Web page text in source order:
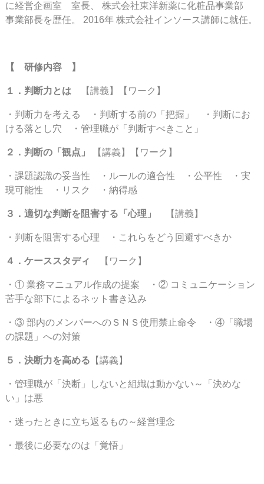
に経営企画室 室長、 株式会社東洋新薬に化粧品事業部
事業部長を歴任。 2016年 株式会社インソース講師に就任。
【 研修内容 】
１．判断力とは 【講義】【ワーク】
・判断力を考える ・判断する前の「把握」 ・判断にお
ける落とし穴 ・管理職が「判断すべきこと」
２．判断の「観点」 【講義】【ワーク】
・課題認識の妥当性 ・ルールの適合性 ・公平性 ・実
現可能性 ・リスク ・納得感
３．適切な判断を阻害する「心理」 【講義】
・判断を阻害する心理 ・これらをどう回避すべきか
４．ケーススタディ 【ワーク】
・① 業務マニュアル作成の提案 ・② コミュニケーション
苦手な部下によるネット書き込み
・③ 部内のメンバーへのＳＮＳ使用禁止命令 ・④「職場
の課題」への対策
５．決断力を高める 【講義】
・管理職が「決断」しないと組織は動かない～「決めな
い」は悪
・迷ったときに立ち返るもの～経営理念
・最後に必要なのは「覚悟」